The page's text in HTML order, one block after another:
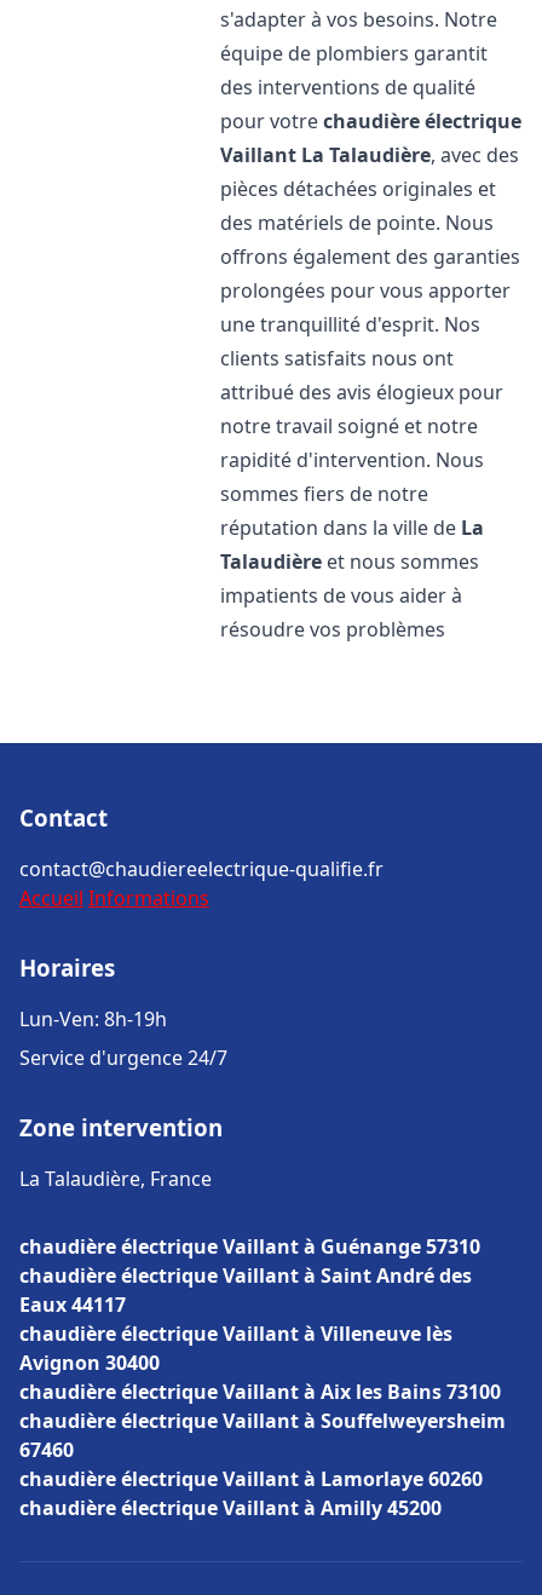
s'adapter à vos besoins. Notre
équipe de plombiers garantit
des interventions de qualité
pour votrechaudière électrique
Vaillant La Talaudière, avec des
pièces détachées originales et
des matériels de pointe. Nous
offrons également des garanties
prolongées pour vous apporter
une tranquillité d'esprit. Nos
clients satisfaits nous ont
attribué des avis élogieux pour
notre travail soigné et notre
rapidité d'intervention. Nous
sommes fiers de notre
réputation dans la ville de La
Talaudière et nous sommes
impatients de vous aider à
résoudre vos problèmes
Contact
contact@chaudiereelectrique-qualifie.fr
Accueil Informations
Horaires
Lun-Ven: 8h-19h
Service d'urgence 24/7
Zone intervention
La Talaudière, France
chaudière électrique Vaillant à Guénange 57310
chaudière électrique Vaillant à Saint André des
Eaux 44117
chaudière électrique Vaillant à Villeneuve lès
Avignon 30400
chaudière électrique Vaillant à Aix les Bains 73100
chaudière électrique Vaillant à Souffelweyersheim
67460
chaudière électrique Vaillant à Lamorlaye 60260
chaudière électrique Vaillant à Amilly 45200